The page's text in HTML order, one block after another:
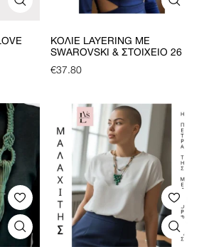
ΚΟΛΙΈ LAYERING ΜΕ
SWAROVSKI & ΣΤΟΙΧΕΊΟ 26
€37.80